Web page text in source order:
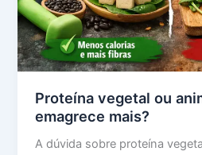
Proteína vegetal ou
emagrece mais?
A dúvida sobre proteína